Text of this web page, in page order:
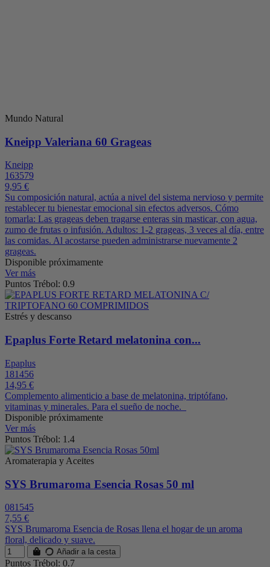
Mundo Natural
Kneipp Valeriana 60 Grageas
Kneipp
163579
9,95 €
Su composición natural, actúa a nivel del sistema nervioso y permite
restablecer tu bienestar emocional sin efectos adversos. Cómo
tomarla: Las grageas deben tragarse enteras sin masticar, con agua,
zumo de frutas o infusión. Adultos: 1-2 grageas, 3 veces al día, entre
las comidas. Al acostarse pueden administrarse nuevamente 2
grageas.
Disponible próximamente
Ver más
Puntos Trébol: 0.9
Estrés y descanso
Epaplus Forte Retard melatonina con...
Epaplus
181456
14,95 €
Complemento alimenticio a base de melatonina, triptófano,
vitaminas y minerales. Para el sueño de noche.
Disponible próximamente
Ver más
Puntos Trébol: 1.4
Aromaterapia y Aceites
SYS Brumaroma Esencia Rosas 50 ml
081545
7,55 €
SYS Brumaroma Esencia de Rosas llena el hogar de un aroma
floral, delicado y suave.
Añadir a la cesta
Puntos Trébol: 0.7